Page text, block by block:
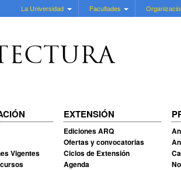
La Universidad Facultades
Vigentes
EXTENSIÓN
Ediciones ARQ
Ofertas y convocatorias
Ciclos de Extensión
Agenda